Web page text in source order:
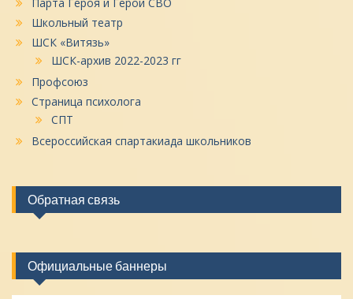
Школьный театр
ШСК «Витязь»
ШСК-архив 2022-2023 гг
Профсоюз
Страница психолога
СПТ
Всероссийская спартакиада школьников
Обратная связь
Официальные баннеры